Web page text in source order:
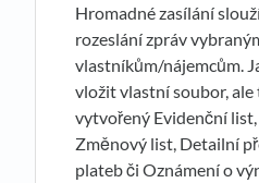
Hromadné zasílání
rozeslání zpráv
vlastníkům/nájemcům.
vložit vlastní soubor,
vytvořený Evidenční
Změnový list, Detailní
plateb či Oznámení o